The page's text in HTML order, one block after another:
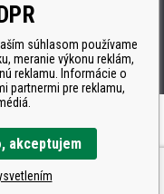
súhlasom používame
meranie výkonu reklám,
reklamu. Informácie o
partnermi pre reklamu,
akceptujem